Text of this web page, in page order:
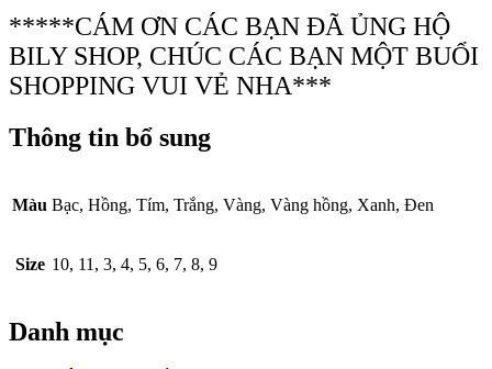
*****CÁM ƠN CÁC BẠN ĐÃ ỦNG HỘ
BILY SHOP, CHÚC CÁC BẠN MỘT BUỔI
SHOPPING VUI VẺ NHA***
Thông tin bổ sung
Màu Bạc, Hồng, Tím, Trắng, Vàng, Vàng hồng, Xanh, Đen
Size 10, 11, 3, 4, 5, 6, 7, 8, 9
Danh mục